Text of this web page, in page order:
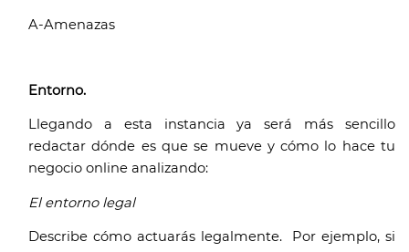
A-Amenazas
Entorno.
Llegando a esta instancia ya será más sencillo
redactar dónde es que se mueve y cómo lo hace tu
negocio online analizando:
El entorno legal
Describe cómo actuarás legalmente.  Por ejemplo, si